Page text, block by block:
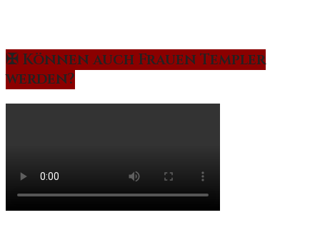
✠ Können auch Frauen Templer
werden?